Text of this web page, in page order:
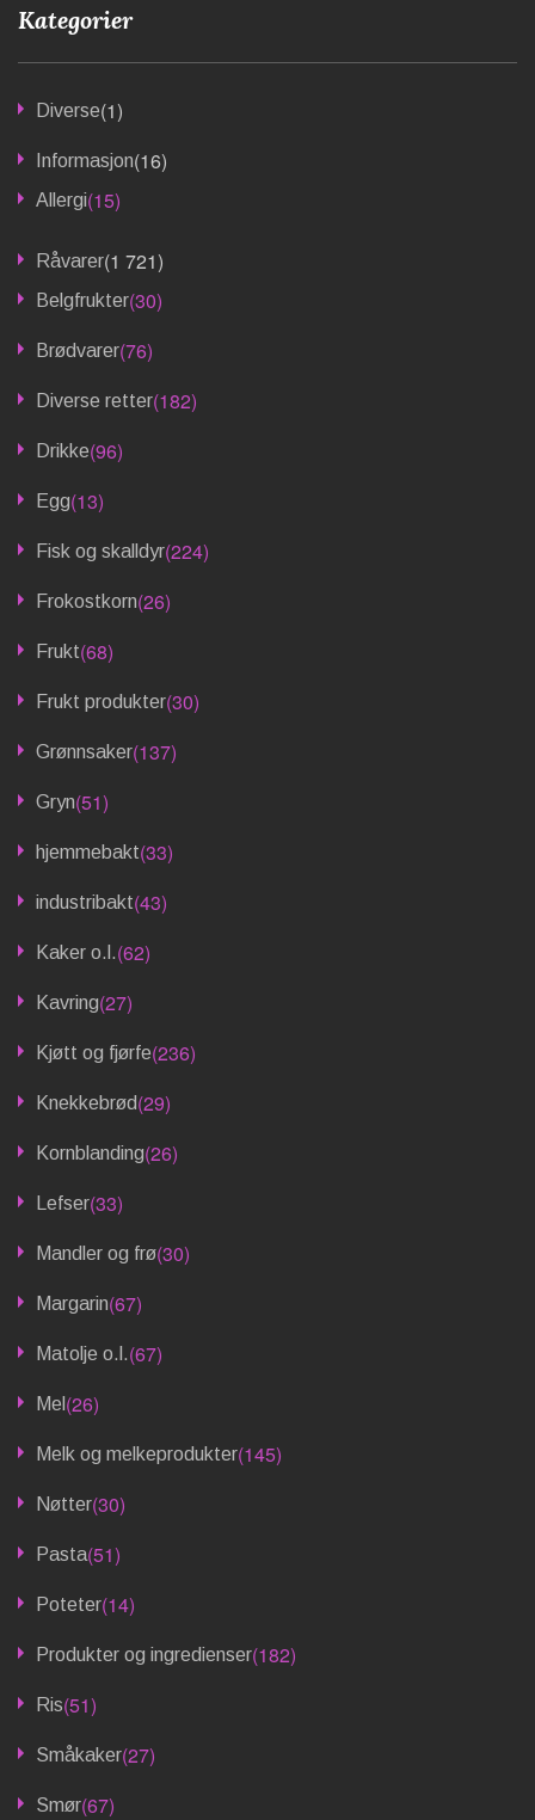
Kategorier
Diverse(1)
Informasjon(16)
Allergi(15)
Råvarer(1 721)
Belgfrukter(30)
Brødvarer(76)
Diverse retter(182)
Drikke(96)
Egg(13)
Fisk og skalldyr(224)
Frokostkorn(26)
Frukt(68)
Frukt produkter(30)
Grønnsaker(137)
Gryn(51)
hjemmebakt(33)
industribakt(43)
Kaker o.l.(62)
Kavring(27)
Kjøtt og fjørfe(236)
Knekkebrød(29)
Kornblanding(26)
Lefser(33)
Mandler og frø(30)
Margarin(67)
Matolje o.l.(67)
Mel (26)
Melk og melkeprodukter(145)
Nøtter(30)
Pasta(51)
Poteter(14)
Produkter og ingredienser(182)
Ris(51)
Småkaker(27)
Smør(67)